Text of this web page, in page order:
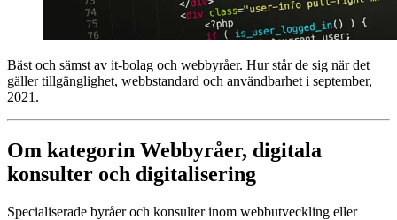
Bäst och sämst av it-bolag och webbyråer. Hur står de sig när det
gäller tillgänglighet, webbstandard och användbarhet i september,
2021.
Om kategorin Webbyråer, digitala
konsulter och digitalisering
Specialiserade byråer och konsulter inom webbutveckling eller